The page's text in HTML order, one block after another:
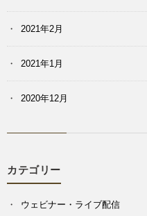
2021年2月
2021年1月
2020年12月
カテゴリー
ウェビナー・ライブ配信